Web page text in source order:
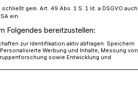
gem. Art. 49 Abs. 1 S. 1 lit. a DSGVO auch
ein.
Folgendes bereitzustellen:
zur Identifikation aktiv abfragen. Speichern
Werbung und Inhalte, Messung von
sowie Entwicklung und